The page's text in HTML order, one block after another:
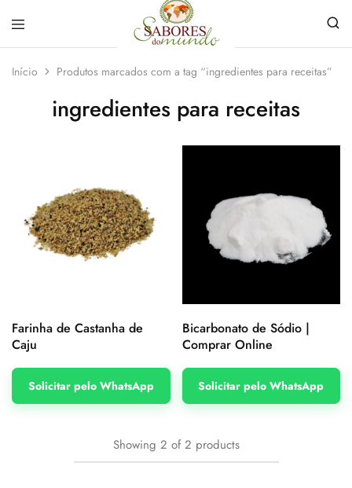
do
Mundo
loja
de
e
Especiarias
Início Produtos marcados com a tag “ingredientes para receitas”
ingredientes para receitas
Farinha de Castanha de
Caju
Solicitar pelo WhatsApp
Bicarbonato de Sódio |
Comprar Online
Solicitar pelo WhatsApp
Showing 2 of2 products